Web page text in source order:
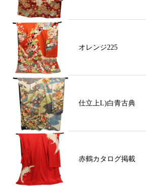
オレンジ225
仕立上L)白青古典
赤鶴カタログ掲載